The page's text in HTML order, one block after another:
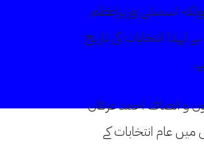
چونکہ اسمبلی وزیراعظم
کی گئی ہے لہذا انتخابات کی تاریخ
و انصاف احمد عرفان
عام انتخابات کے